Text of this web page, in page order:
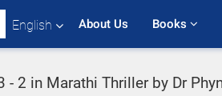
English About Us Books
- 2 in Marathi Thriller by Dr